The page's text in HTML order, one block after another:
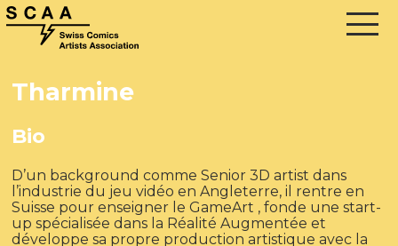
Tharmine
Bio
D’un background comme Senior 3D artist dans
l’industrie du jeu vidéo en Angleterre, il rentre en
Suisse pour enseigner le GameArt , fonde une start-
up spécialisée dans la Réalité Augmentée et
développe sa propre production artistique avec la